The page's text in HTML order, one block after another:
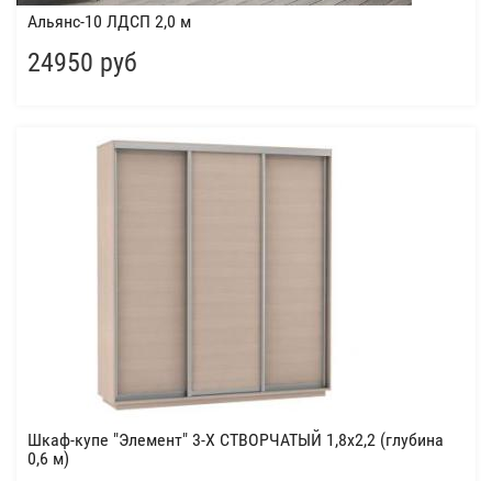
Альянс-10 ЛДСП 2,0 м
24950 руб
Шкаф-купе "Элемент" 3-Х СТВОРЧАТЫЙ 1,8х2,2 (глубина
0,6 м)